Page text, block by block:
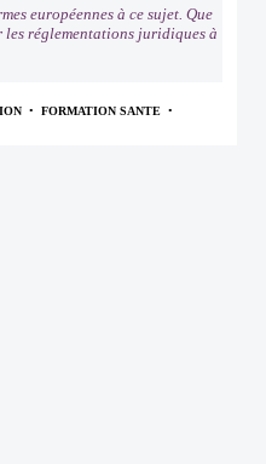
européennes à ce sujet. Que
les réglementations juridiques à
• FORMATION SANTE •